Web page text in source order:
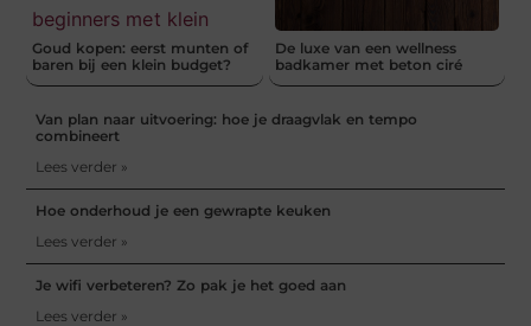
Goud kopen: eerst munten of
baren bij een klein budget?
De luxe van een wellness
badkamer met beton ciré
Van plan naar uitvoering: hoe je draagvlak en tempo
combineert
Lees verder »
Hoe onderhoud je een gewrapte keuken
Lees verder »
Je wifi verbeteren? Zo pak je het goed aan
Lees verder »